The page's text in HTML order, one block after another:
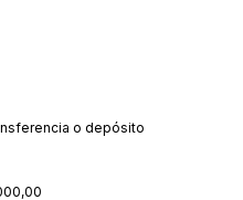
o depósito